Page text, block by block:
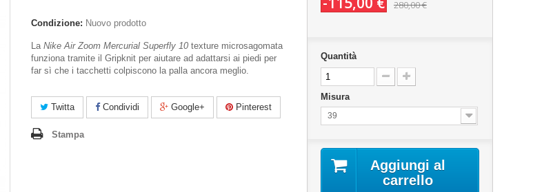
Condizione: Nuovo prodotto
LaNike Air Zoom Mercurial Superfly 10 texture microsagomata
funziona tramite il Gripknit per aiutare ad adattarsi ai piedi per
far sì che i tacchetti colpiscono la palla ancora meglio.
Twitta Condividi Google+ Pinterest
Stampa
280,00 €
Quantità
Misura
39
Aggiungi al
carrello